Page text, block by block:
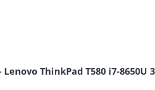
ThinkPad T580 i7-8650U